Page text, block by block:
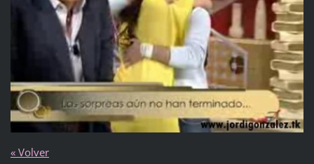
« Volver